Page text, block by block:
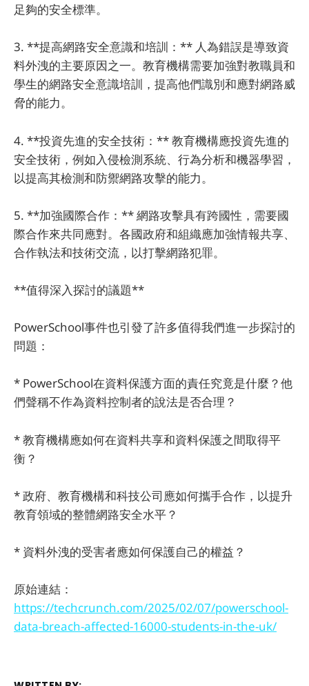
足夠的安全標準。
3. **提高網路安全意識和培訓：** 人為錯誤是導致資
料外洩的主要原因之一。教育機構需要加強對教職員和
學生的網路安全意識培訓，提高他們識別和應對網路威
脅的能力。
4. **投資先進的安全技術：** 教育機構應投資先進的
安全技術，例如入侵檢測系統、行為分析和機器學習，
以提高其檢測和防禦網路攻擊的能力。
5. **加強國際合作：** 網路攻擊具有跨國性，需要國
際合作來共同應對。各國政府和組織應加強情報共享、
合作執法和技術交流，以打擊網路犯罪。
**值得深入探討的議題**
PowerSchool事件也引發了許多值得我們進一步探討的
問題：
* PowerSchool在資料保護方面的責任究竟是什麼？他
們聲稱不作為資料控制者的說法是否合理？
* 教育機構應如何在資料共享和資料保護之間取得平
衡？
* 政府、教育機構和科技公司應如何攜手合作，以提升
教育領域的整體網路安全水平？
* 資料外洩的受害者應如何保護自己的權益？
原始連結：
https://techcrunch.com/2025/02/07/powerschool-
data-breach-affected-16000-students-in-the-uk/